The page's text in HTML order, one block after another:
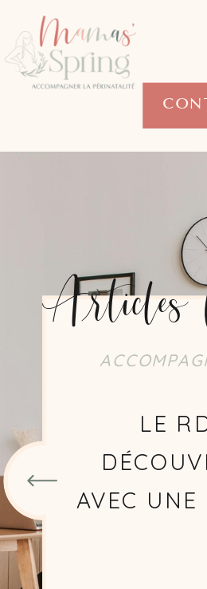
Articles